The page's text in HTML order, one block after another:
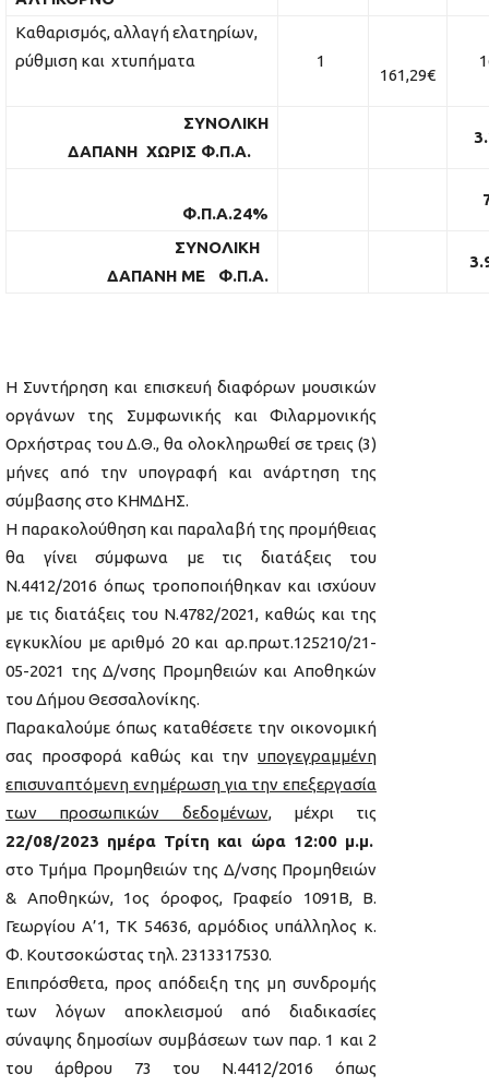
Καθαρισμός, αλλαγή ελατηρίων,
ρύθμιση και χτυπήματα
1
161,29€
ΣΥΝΟΛΙΚΗ
ΔΑΠΑΝΗ ΧΩΡΙΣ Φ.Π.Α.
Φ.Π.Α.24%
ΣΥΝΟΛΙΚΗ
ΔΑΠΑΝΗ ΜΕ Φ.Π.Α.
H Συντήρηση και επισκευή διαφόρων μουσικών
οργάνων της Συμφωνικής και Φιλαρμονικής
Ορχήστρας του Δ.Θ., θα ολοκληρωθεί σε τρεις (3)
μήνες από την υπογραφή και ανάρτηση της
σύμβασης στο ΚΗΜΔΗΣ.
Η παρακολούθηση και παραλαβή της προμήθειας
θα γίνει σύμφωνα με τις διατάξεις του
Ν.4412/2016 όπως τροποποιήθηκαν και ισχύουν
με τις διατάξεις του Ν.4782/2021, καθώς και της
εγκυκλίου με αριθμό 20 και αρ.πρωτ.125210/21-
05-2021 της Δ/νσης Προμηθειών και Αποθηκών
του Δήμου Θεσσαλονίκης.
Παρακαλούμε όπως καταθέσετε την οικονομική
σας προσφορά καθώς και την υπογεγραμμένη
επισυναπτόμενη ενημέρωση για την επεξεργασία
των προσωπικών δεδομένων, μέχρι τις
22/08/2023 ημέρα Τρίτη και ώρα 12:00 μ.μ.
στο Τμήμα Προμηθειών της Δ/νσης Προμηθειών
& Αποθηκών, 1ος όροφος, Γραφείο 1091Β, Β.
Γεωργίου Α’1, ΤΚ 54636, αρμόδιος υπάλληλος κ.
Φ. Κουτσοκώστας τηλ. 2313317530.
Επιπρόσθετα, προς απόδειξη της μη συνδρομής
των λόγων αποκλεισμού από διαδικασίες
σύναψης δημοσίων συμβάσεων των παρ. 1 και 2
του άρθρου 73 του Ν.4412/2016 όπως